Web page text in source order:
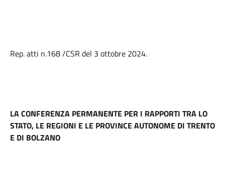
Rep. atti n.168 /CSR del 3 ottobre 2024.
LA CONFERENZA PERMANENTE PER I RAPPORTI TRA LO
STATO, LE REGIONI E LE PROVINCE AUTONOME DI TRENTO
E DI BOLZANO